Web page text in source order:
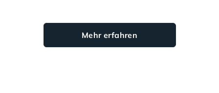
Mehr erfahren